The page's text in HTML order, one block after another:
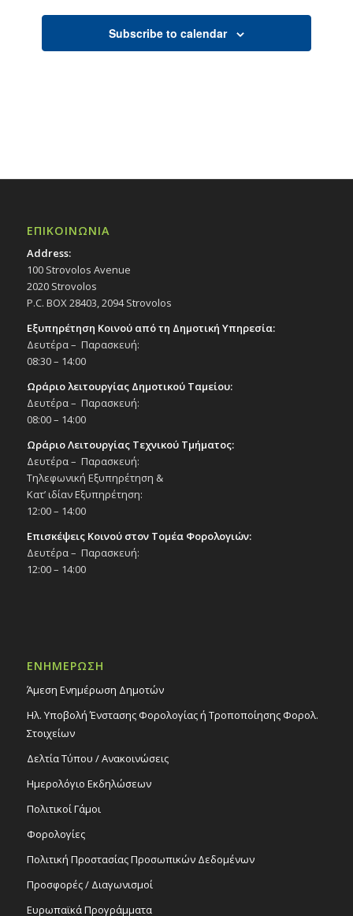
Subscribe to calendar
ΕΠΙΚΟΙΝΩΝΙΑ
Address:
100 Strovolos Avenue
2020 Strovolos
P.C. BOX 28403, 2094 Strovolos
Εξυπηρέτηση Κοινού από τη Δημοτική Υπηρεσία:
Δευτέρα – Παρασκευή:
08:30 – 14:00
Ωράριο λειτουργίας Δημοτικού Ταμείου:
Δευτέρα – Παρασκευή:
08:00 – 14:00
Ωράριο Λειτουργίας Τεχνικού Τμήματος:
Δευτέρα – Παρασκευή:
Τηλεφωνική Εξυπηρέτηση &
Κατ’ ιδίαν Εξυπηρέτηση:
12:00 – 14:00
Επισκέψεις Κοινού στον Τομέα Φορολογιών:
Δευτέρα – Παρασκευή:
12:00 – 14:00
ΕΝΗΜΕΡΩΣΗ
Άμεση Ενημέρωση Δημοτών
Ηλ. Υποβολή Ένστασης Φορολογίας ή Τροποποίησης Φορολ.
Στοιχείων
Δελτία Τύπου / Ανακοινώσεις
Ημερολόγιο Εκδηλώσεων
Πολιτικοί Γάμοι
Φορολογίες
Πολιτική Προστασίας Προσωπικών Δεδομένων
Προσφορές / Διαγωνισμοί
Ευρωπαϊκά Προγράμματα